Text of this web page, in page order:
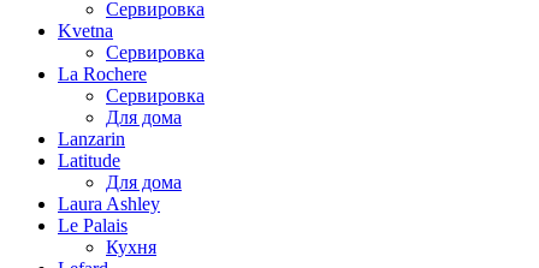
Сервировка
Kvetna
Сервировка
La Rochere
Сервировка
Для дома
Lanzarin
Latitude
Для дома
Laura Ashley
Le Palais
Кухня